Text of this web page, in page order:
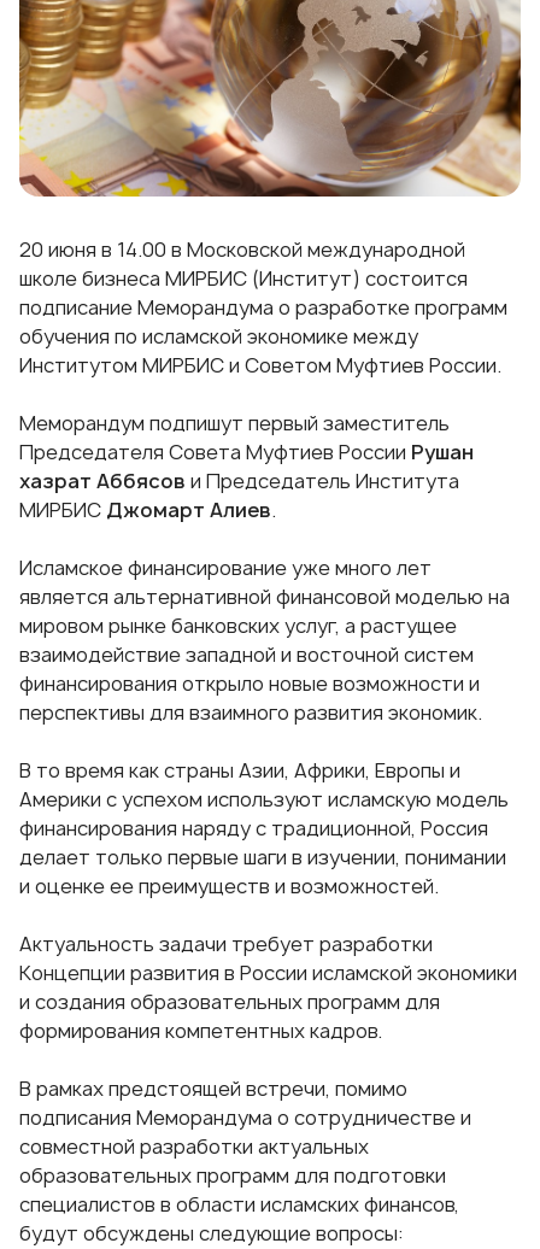
20 июня в 14.00 в Московской международной
школе бизнеса МИРБИС (Институт) состоится
подписание Меморандума о разработке программ
обучения по исламской экономике между
Институтом МИРБИС и Советом Муфтиев России.
Меморандум подпишут первый заместитель
Председателя Совета Муфтиев России Рушан
хазрат Аббясов и Председатель Института
МИРБИС Джомарт Алиев.
Исламское финансирование уже много лет
является альтернативной финансовой моделью на
мировом рынке банковских услуг, а растущее
взаимодействие западной и восточной систем
финансирования открыло новые возможности и
перспективы для взаимного развития экономик.
В то время как страны Азии, Африки, Европы и
Америки с успехом используют исламскую модель
финансирования наряду с традиционной, Россия
делает только первые шаги в изучении, понимании
и оценке ее преимуществ и возможностей.
Актуальность задачи требует разработки
Концепции развития в России исламской экономики
и создания образовательных программ для
формирования компетентных кадров.
В рамках предстоящей встречи, помимо
подписания Меморандума о сотрудничестве и
совместной разработки актуальных
образовательных программ для подготовки
специалистов в области исламских финансов,
будут обсуждены следующие вопросы: